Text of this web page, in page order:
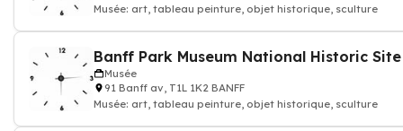
Musée: art, tableau peinture, objet historique, sculture
Musée
91 Banff av, T1L 1K2 BANFF
Musée: art, tableau peinture, objet historique, sculture